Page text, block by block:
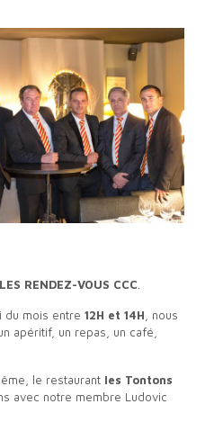
LES RENDEZ-VOUS CCC
du mois entre 12H et 14H , nous
apéritif, un repas, un café,
le restaurant les Tontons
avec notre membre Ludovic